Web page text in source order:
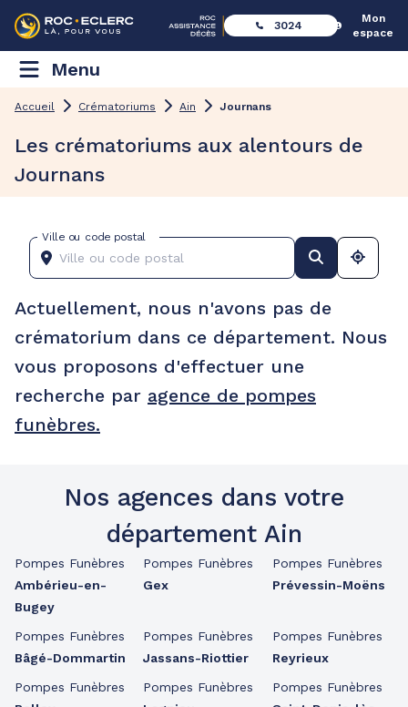
3024
Mon
espace
Menu
Accueil Crématoriums Ain Journans
Les crématoriums aux alentours de
Journans
Ville ou code postal
Actuellement, nous n'avons pas de
crématorium dans ce département. Nous
vous proposons d'effectuer une
recherche par agence de pompes
funèbres.
Nos agences dans votre
département Ain
Pompes Funèbres
Ambérieu-en-
Bugey
Pompes Funèbres
Bâgé-Dommartin
Pompes Funèbres
Pompes Funèbres
Gex
Pompes Funèbres
Jassans-Riottier
Pompes Funèbres
Pompes Funèbres
Prévessin-Moëns
Pompes Funèbres
Reyrieux
Pompes Funèbres